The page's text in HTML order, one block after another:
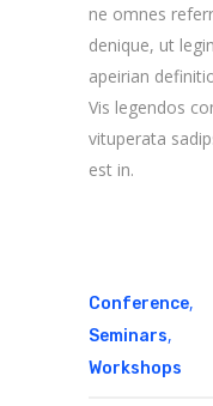
ne omnes
denique, ut
apeirian
Vis legendos
vituperata
est in.
Conference,
Seminars,
Workshops